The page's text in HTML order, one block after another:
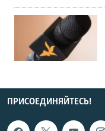
ПРИСОЕДИНЯЙТЕСЬ!